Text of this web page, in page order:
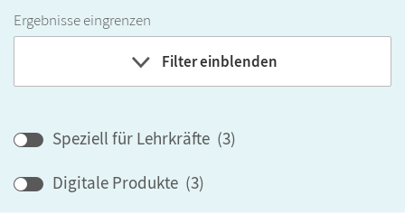
Ergebnisse eingrenzen
Filter einblenden
Klassenstufe
Speziell für Lehrkräfte (3)
Digitale Produkte (3)